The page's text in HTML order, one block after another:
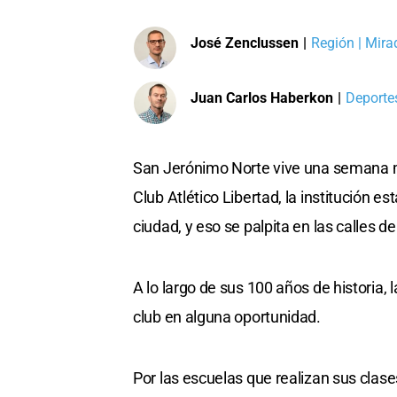
José Zenclussen | Región |
Juan Carlos Haberkon |
San Jerónimo Norte vive una semana
Club Atlético Libertad, la institución
ciudad, y eso se palpita en las calles
A lo largo de sus 100 años de
club en alguna oportunidad.
Por las escuelas que realizan sus